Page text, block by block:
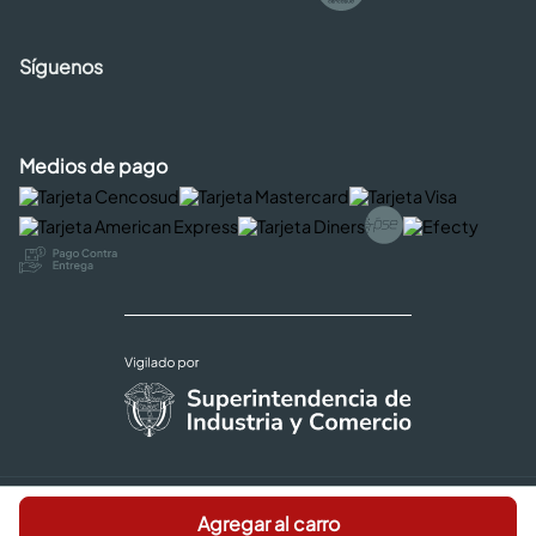
Agregar al carro
Síguenos
Medios de pago
Términos y Condiciones |